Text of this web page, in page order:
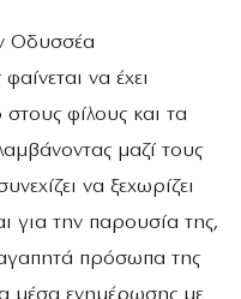
Οδυσσέα
να έχει
φίλους και τα
μαζί τους
να ξεχωρίζει
για την παρουσία της,
πρόσωπα της
μέσα ενημέρωσης με